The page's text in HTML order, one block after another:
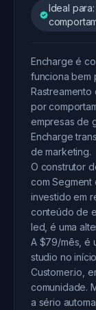
Ideal
Encharge é
funciona bem
por
empresas de
Encharge
de marketing.
O construtor
com Segment
investido em
conteúdo de
led, é uma
A $79/mês, é
studio no
Customer.io,
comunidade.
a sério